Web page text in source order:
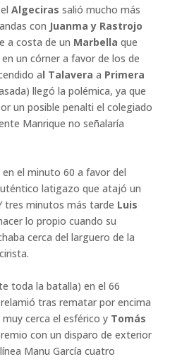
elAlgeciras salió mucho más
con Juanma y Rastrojo
a costa de un Marbella que
un córner a favor de los de
al Talaveraa Primera
llegó la polémica, ya que
un posible penalti el colegiado
Manrique no señalaría
el minuto 60 a favor del
latigazo que atajó un
tres minutos más tarde Luis
lo propio cuando su
cerca del larguero de la
toda la batalla) en el 66
tras rematar por encima
cerca el esférico y Tomás
con un disparo de exterior
Manu García cuatro